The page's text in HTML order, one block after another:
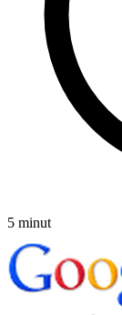
5 minut